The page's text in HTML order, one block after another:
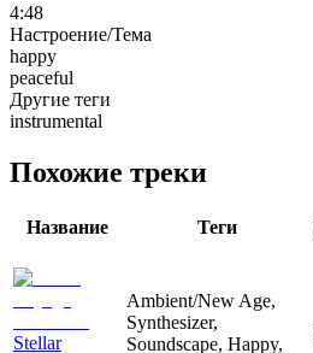
4:48
Настроение/Тема
happy
peaceful
Другие теги
instrumental
Похожие треки
Название Теги
Stellar
Ambient/New Age,
Synthesizer,
Soundscape, Happy,